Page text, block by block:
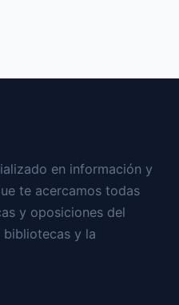
en información y
te acercamos todas
y oposiciones del
y la